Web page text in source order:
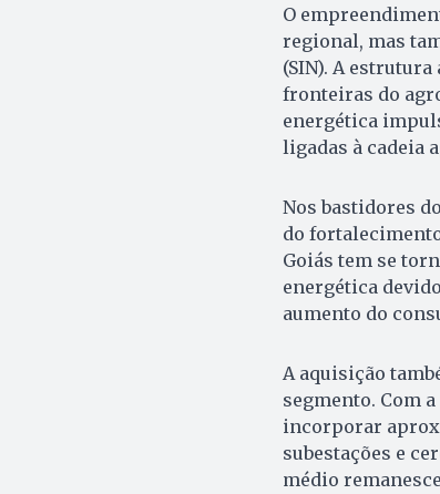
O
regional, mas
(SIN). A
fronteiras do
energética
ligadas à cadeia
Nos bastidores
do
Goiás tem se
energética
aumento do
A aquisição
segmento. Com
incorporar
subestações e
médio